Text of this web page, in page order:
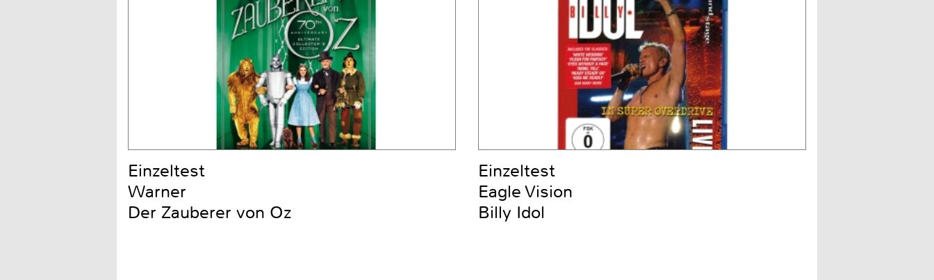
Einzeltest
Warner
Der Zauberer von Oz
Einzeltest
Eagle Vision
Billy Idol